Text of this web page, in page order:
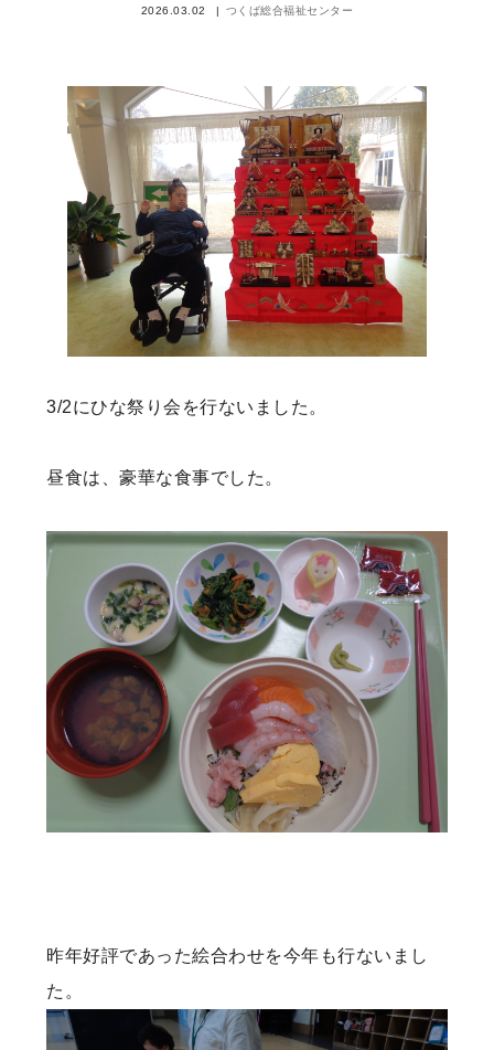
2026.03.02 つくば総合福祉センター
3/2にひな祭り会を行ないました。
昼食は、豪華な食事でした。
昨年好評であった絵合わせを今年も行ないまし
た。